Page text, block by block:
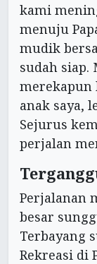
kami
menuju
mudik
sudah siap.
merekapun
anak saya,
Sejurus
perjalan
Perjalanan
besar
Terbayang
Rekreasi di